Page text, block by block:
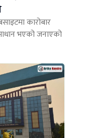
कारोबार
भएको जनाएको